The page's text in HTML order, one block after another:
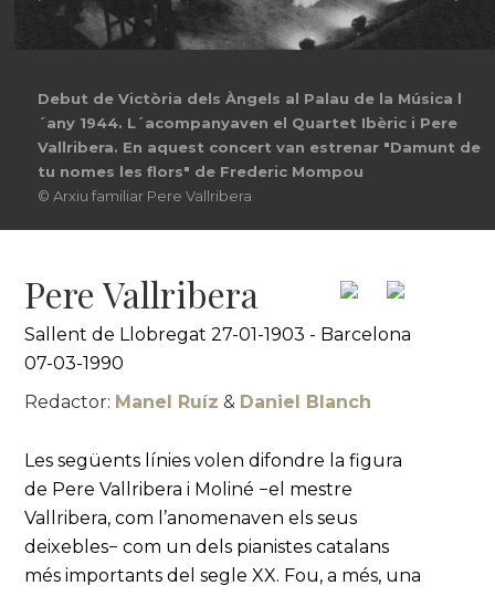
Debut de Victòria dels Àngels al Palau de la Música l
´any 1944. L´acompanyaven el Quartet Ibèric i Pere
Vallribera. En aquest concert van estrenar "Damunt de
tu nomes les flors" de Frederic Mompou
© Arxiu familiar Pere Vallribera
Pere Vallribera
Sallent de Llobregat 27-01-1903 - Barcelona
07-03-1990
Redactor: Manel Ruíz & Daniel Blanch
Les següents línies volen difondre la figura
de Pere Vallribera i Moliné −el mestre
Vallribera, com l’anomenaven els seus
deixebles− com un dels pianistes catalans
més importants del segle XX. Fou, a més, una